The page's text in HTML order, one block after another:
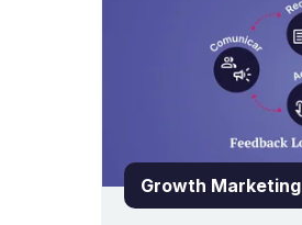
Growth Marketing